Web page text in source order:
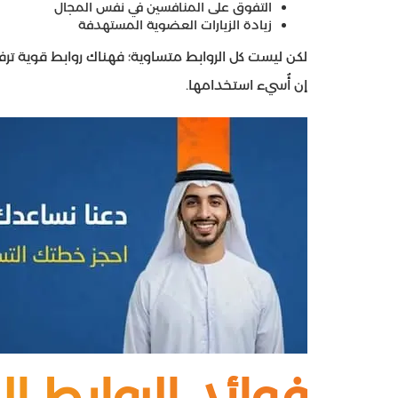
التفوق على المنافسين في نفس المجال
زيادة الزيارات العضوية المستهدفة
لكن ليست كل الروابط متساوية؛ فهناك روابط قوية
إن أُسيء استخدامها.